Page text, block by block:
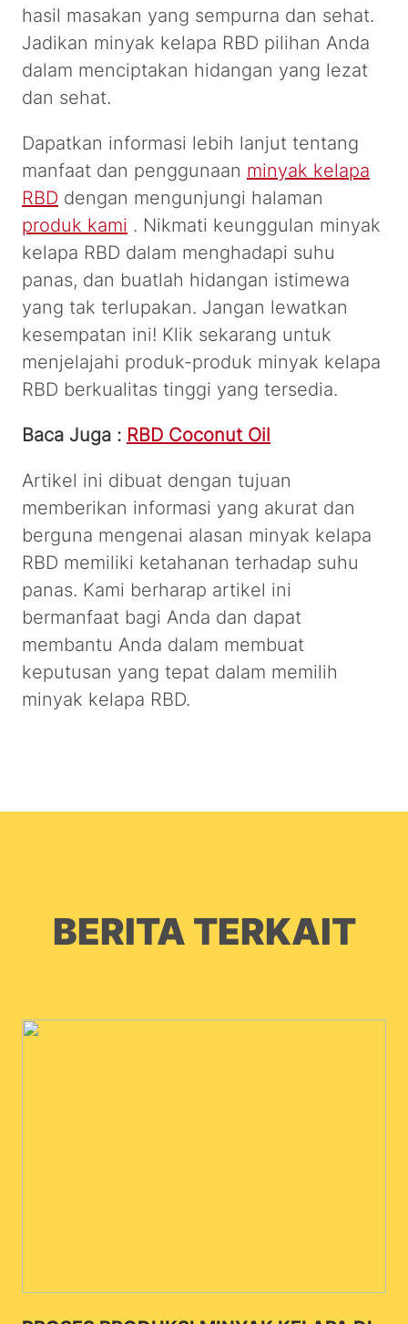
hasil masakan yang sempurna dan sehat.
Jadikan minyak kelapa RBD pilihan Anda
dalam menciptakan hidangan yang lezat
dan sehat.
Dapatkan informasi lebih lanjut tentang
manfaat dan penggunaan minyak kelapa
RBD dengan mengunjungi halaman
produk kami . Nikmati keunggulan minyak
kelapa RBD dalam menghadapi suhu
panas, dan buatlah hidangan istimewa
yang tak terlupakan. Jangan lewatkan
kesempatan ini! Klik sekarang untuk
menjelajahi produk-produk minyak kelapa
RBD berkualitas tinggi yang tersedia.
Baca Juga : RBD Coconut Oil
Artikel ini dibuat dengan tujuan
memberikan informasi yang akurat dan
berguna mengenai alasan minyak kelapa
RBD memiliki ketahanan terhadap suhu
panas. Kami berharap artikel ini
bermanfaat bagi Anda dan dapat
membantu Anda dalam membuat
keputusan yang tepat dalam memilih
minyak kelapa RBD.
BERITA TERKAIT